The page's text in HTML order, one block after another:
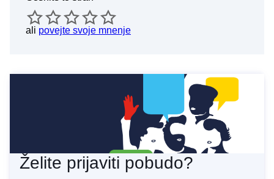
ali povejte svoje mnenje
Želite prijaviti pobudo?